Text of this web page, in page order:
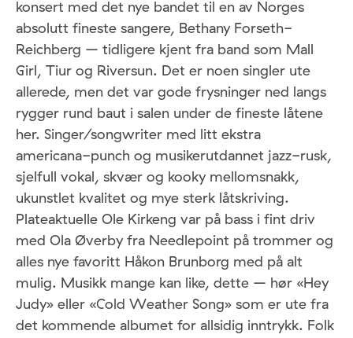
konsert med det nye bandet til en av Norges
absolutt fineste sangere, Bethany Forseth-
Reichberg – tidligere kjent fra band som Mall
Girl, Tiur og Riversun. Det er noen singler ute
allerede, men det var gode frysninger ned langs
rygger rund baut i salen under de fineste låtene
her. Singer/songwriter med litt ekstra
americana-punch og musikerutdannet jazz-rusk,
sjelfull vokal, skvær og kooky mellomsnakk,
ukunstlet kvalitet og mye sterk låtskriving.
Plateaktuelle Ole Kirkeng var på bass i fint driv
med Ola Øverby fra Needlepoint på trommer og
alles nye favoritt Håkon Brunborg med på alt
mulig. Musikk mange kan like, dette – hør «Hey
Judy» eller «Cold Weather Song» som er ute fra
det kommende albumet for allsidig inntrykk. Folk